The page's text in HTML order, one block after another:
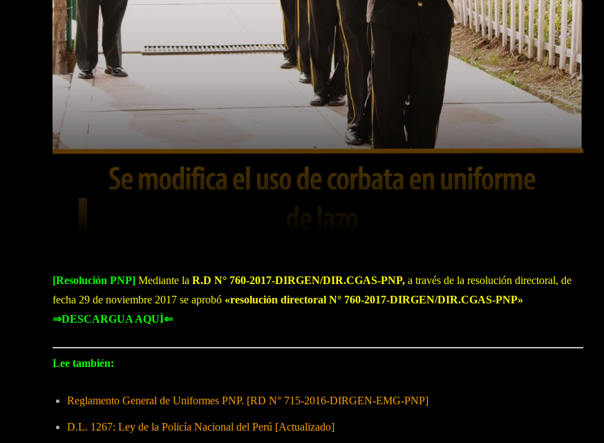
[Resolución PNP] Mediante la R.D N° 760-2017-DIRGEN/DIR.CGAS-PNP, a través de la resolución directoral, de
fecha 29 de noviembre 2017 se aprobó «resolución directoral N° 760-2017-DIRGEN/DIR.CGAS-PNP»
⇒DESCARGUA AQUÌ⇐
Lee también:
Reglamento General de Uniformes PNP. [RD N° 715-2016-DIRGEN-EMG-PNP]
D.L. 1267: Ley de la Policía Nacional del Perú [Actualizado]